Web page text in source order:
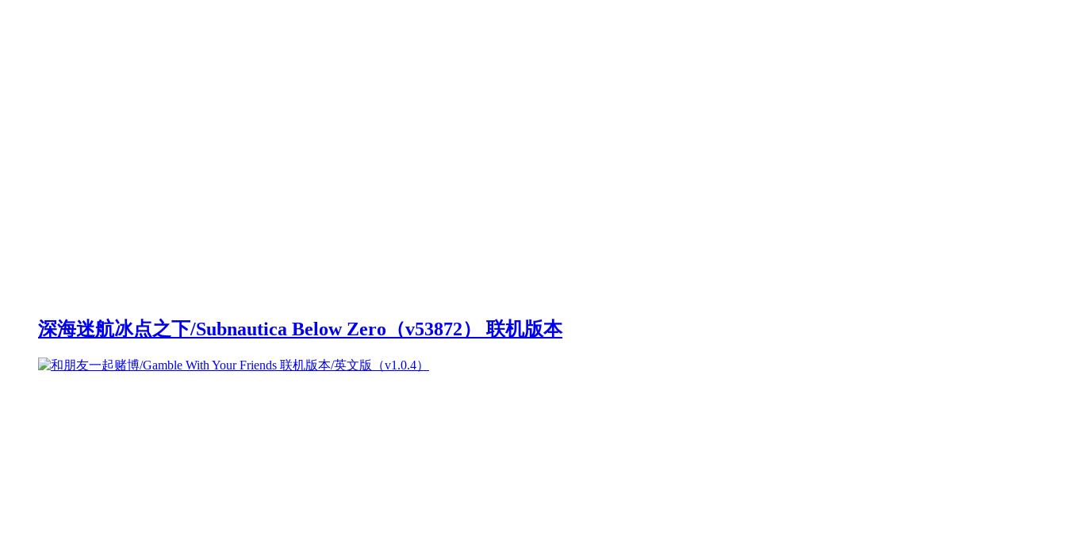
深海迷航冰点之下/Subnautica Below Zero（v53872） 联机版本